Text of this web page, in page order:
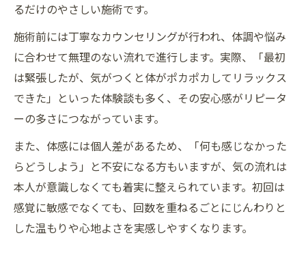
るだけのやさしい施術です。
施術前には丁寧なカウンセリングが行われ、体調や悩み
に合わせて無理のない流れで進行します。実際、「最初
は緊張したが、気がつくと体がポカポカしてリラックス
できた」といった体験談も多く、その安心感がリピータ
ーの多さにつながっています。
また、体感には個人差があるため、「何も感じなかった
らどうしよう」と不安になる方もいますが、気の流れは
本人が意識しなくても着実に整えられています。初回は
感覚に敏感でなくても、回数を重ねるごとにじんわりと
した温もりや心地よさを実感しやすくなります。